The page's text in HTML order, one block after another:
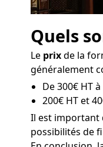
Quels
Le prixde la
généralement
De 300€ HT
200€ HT et
Il est important
possibilités de